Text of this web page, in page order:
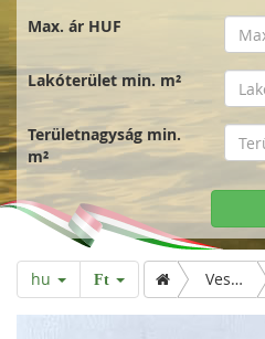
Max. ár HUF
Lakóterület min. m²
Területnagyság min.
m²
hu Ft Veszprém